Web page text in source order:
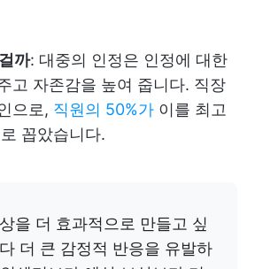
까: 대중의 인정은 인정에 대한
고 자존감을 높여 줍니다. 직장
으로, 직원의 50%가 이를 최고
꼽았습니다.
을 더 효과적으로 만들고 싶
더 큰 감정적 반응을 유발하